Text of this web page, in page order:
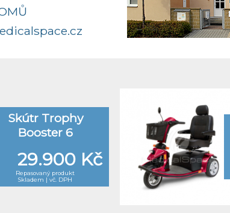
Skútr Trophy
Booster 6
29.900 Kč
Repasovaný produkt
Skladem | vč. DPH